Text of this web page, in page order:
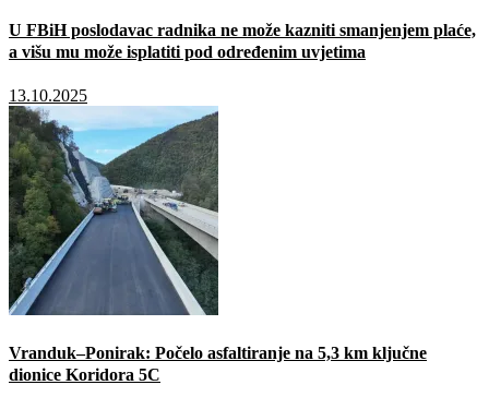
U FBiH poslodavac radnika ne može kazniti smanjenjem plaće,
a višu mu može isplatiti pod određenim uvjetima
13.10.2025
Vranduk–Ponirak: Počelo asfaltiranje na 5,3 km ključne
dionice Koridora 5C